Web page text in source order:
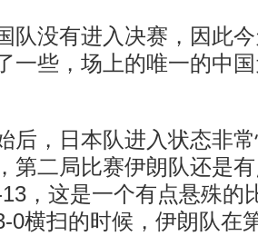
没有进入决赛，因此今
一些，场上的唯一的中
，日本队进入状态非常
第二局比赛伊朗队还是
，这是一个有点悬殊的
0横扫的时候，伊朗队在